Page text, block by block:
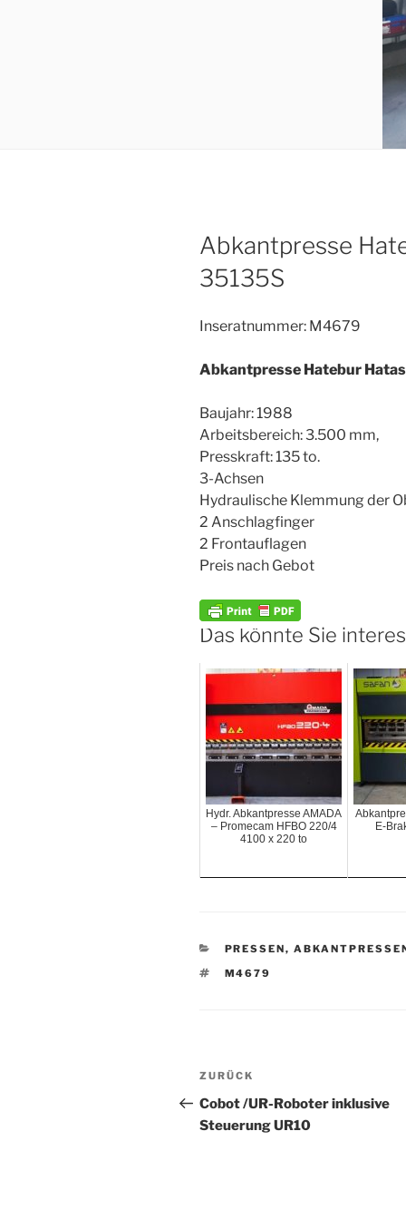
Abkantpresse
35135S
Inseratnummer: M4679
Abkantpresse Hatebur
Baujahr: 1988
Arbeitsbereich: 3.500 mm,
Presskraft: 135 to.
3-Achsen
Hydraulische Klemmung der
2 Anschlagfinger
2 Frontauflagen
Preis nach Gebot
Das könnte Sie
Hydr. Abkantpresse AMADA
– Promecam HFBO 220/4
4100 x 220 to
E-
KATEGORIEN
PRESSEN,
SCHLAGWÖRTER
M4679
Beitrags-
Navigation
Vorheriger
Beitrag
ZURÜCK
Cobot /UR-Roboter inklusive
Steuerung UR10